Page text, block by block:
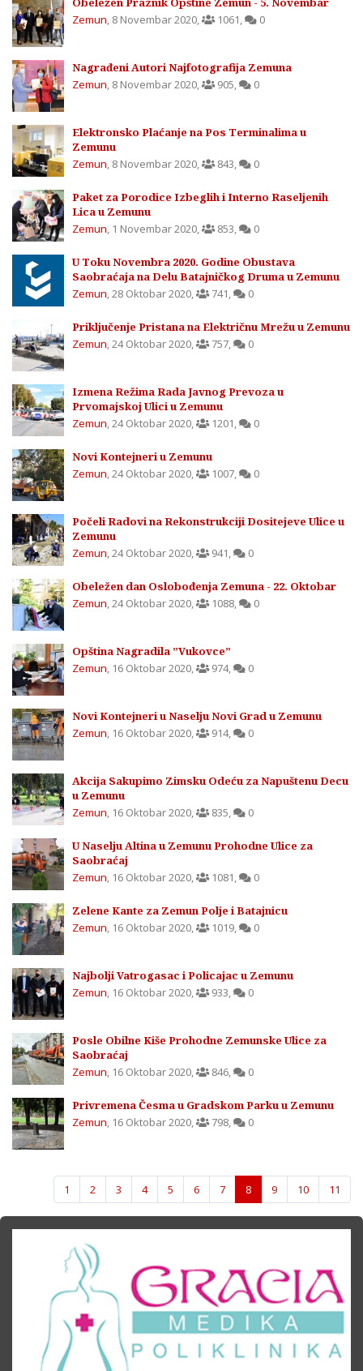
Zemun, 8 Novembar 2020, 1061, 0
Nagrađeni Autori Najfotografija Zemuna
Zemun, 8 Novembar 2020, 905, 0
Elektronsko Plaćanje na Pos Terminalima u
Zemunu
Zemun, 8 Novembar 2020, 843, 0
Paket za Porodice Izbeglih i Interno Raseljenih
Lica u Zemunu
Zemun, 1 Novembar 2020, 853, 0
U Toku Novembra 2020. Godine Obustava
Saobraćaja na Delu Batajničkog Druma u Zemunu
Zemun,28 Oktobar 2020, 741, 0
Priključenje Pristana na Električnu Mrežu u Zemunu
Zemun,24 Oktobar 2020, 757, 0
Izmena Režima Rada Javnog Prevoza u
Prvomajskoj Ulici u Zemunu
Zemun,24 Oktobar 2020, 1201, 0
Novi Kontejneri u Zemunu
Zemun,24 Oktobar 2020, 1007, 0
Počeli Radovi na Rekonstrukciji Dositejeve Ulice u
Zemunu
Zemun,24 Oktobar 2020, 941, 0
Obeležen dan Oslobođenja Zemuna - 22. Oktobar
Zemun,24 Oktobar 2020, 1088, 0
Opština Nagradila ”Vukovce”
Zemun, 16 Oktobar 2020, 974, 0
Novi Kontejneri u Naselju Novi Grad u Zemunu
Zemun, 16 Oktobar 2020, 914, 0
Akcija Sakupimo Zimsku Odeću za Napuštenu Decu
u Zemunu
Zemun, 16 Oktobar 2020, 835, 0
U Naselju Altina u Zemunu Prohodne Ulice za
Saobraćaj
Zemun, 16 Oktobar 2020, 1081, 0
Zelene Kante za Zemun Polje i Batajnicu
Zemun, 16 Oktobar 2020, 1019, 0
Najbolji Vatrogasac i Policajac u Zemunu
Zemun, 16 Oktobar 2020, 933, 0
Posle Obilne Kiše Prohodne Zemunske Ulice za
Saobraćaj
Zemun, 16 Oktobar 2020, 846, 0
Privremena Česma u Gradskom Parku u Zemunu
Zemun, 16 Oktobar 2020, 798, 0
1 2 3 4 5 6 7 8 9 10 11